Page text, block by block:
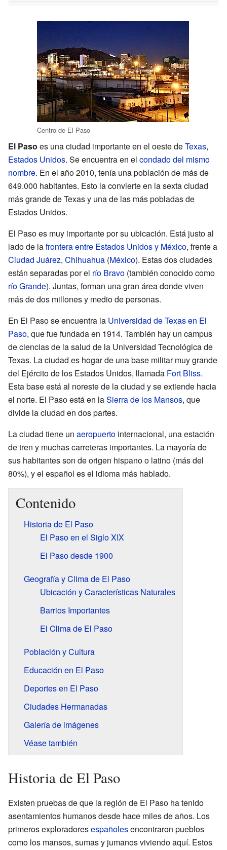
Centro de El Paso
El Paso es una ciudad importante en el oeste deTexas,
Estados Unidos. Se encuentra en el condado del mismo
nombre. En el año 2010, tenía una población de más de
649.000 habitantes. Esto la convierte en la sexta ciudad
más grande de Texas y una de las más pobladas de
Estados Unidos.
El Paso es muy importante por su ubicación. Está justo al
lado de lafrontera entre Estados Unidos y México, frente a
Ciudad Juárez, Chihuahua (México). Estas dos ciudades
están separadas por el río Bravo (también conocido como
río Grande). Juntas, forman una gran área donde viven
más de dos millones y medio de personas.
En El Paso se encuentra la Universidad de Texas en El
Paso, que fue fundada en 1914. También hay un campus
de ciencias de la salud de la Universidad Tecnológica de
Texas. La ciudad es hogar de una base militar muy grande
del Ejército de los Estados Unidos, llamada Fort Bliss.
Esta base está al noreste de la ciudad y se extiende hacia
el norte. El Paso está en laSierra de los Mansos, que
divide la ciudad en dos partes.
La ciudad tiene un aeropuerto internacional, una estación
de tren y muchas carreteras importantes. La mayoría de
sus habitantes son de origen hispano o latino (más del
80%), y el español es el idioma más hablado.
Contenido
Historia de El Paso
El Paso en el Siglo XIX
El Paso desde 1900
Geografía y Clima de El Paso
Ubicación y Características Naturales
Barrios Importantes
El Clima de El Paso
Población y Cultura
Educación en El Paso
Deportes en El Paso
Ciudades Hermanadas
Galería de imágenes
Véase también
Historia de El Paso
Existen pruebas de que la región de El Paso ha tenido
asentamientos humanos desde hace miles de años. Los
primeros exploradoresespañolesencontraron pueblos
como los mansos, sumas y jumanos viviendo aquí. Estos